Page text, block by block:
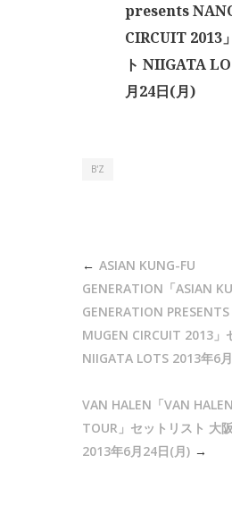
presents
CIRCUIT 2013
ト NIIGATA
月24日(月)
B'Z
ASIAN KUNG-FU
GENERATION「ASIAN
GENERATION
MUGEN CIRCUIT 2013」
NIIGATA LOTS 2013年6
VAN HALEN「VAN
TOUR」セットリスト 大
2013年6月24日(月)